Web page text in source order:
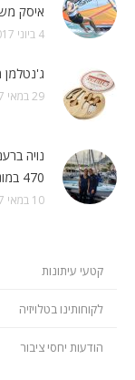
איסק
4 ביוני 2017
ג'נטלמן
29 במאי 2017
נויה
470 במונקו
10 במאי 2017
קטעי עיתונות
לקוחותינו בטלויזיה
הודעות יחסי ציבור